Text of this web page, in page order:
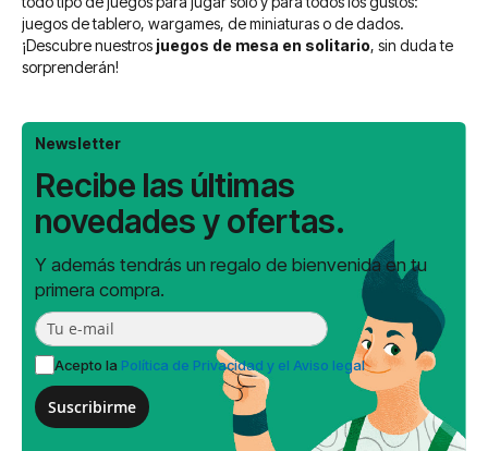
juegos de tablero, wargames, de miniaturas o de dados.
¡Descubre nuestros juegos de mesa en solitario, sin duda te
sorprenderán!
Newsletter
Recibe las últimas
novedades y ofertas.
Y además tendrás un regalo de bienvenida en tu
primera compra.
Acepto la Política de Privacidad y el Aviso legal
Suscribirme